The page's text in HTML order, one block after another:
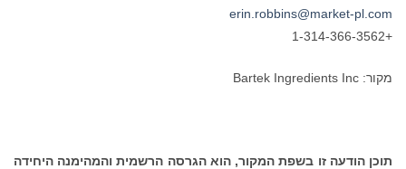
erin.robbins@market-pl.com
+1-314-366-3562
מקור: Bartek Ingredients Inc
תוכן הודעה זו בשפת המקור, הוא הגרסה הרשמית והמהימנה היחידה